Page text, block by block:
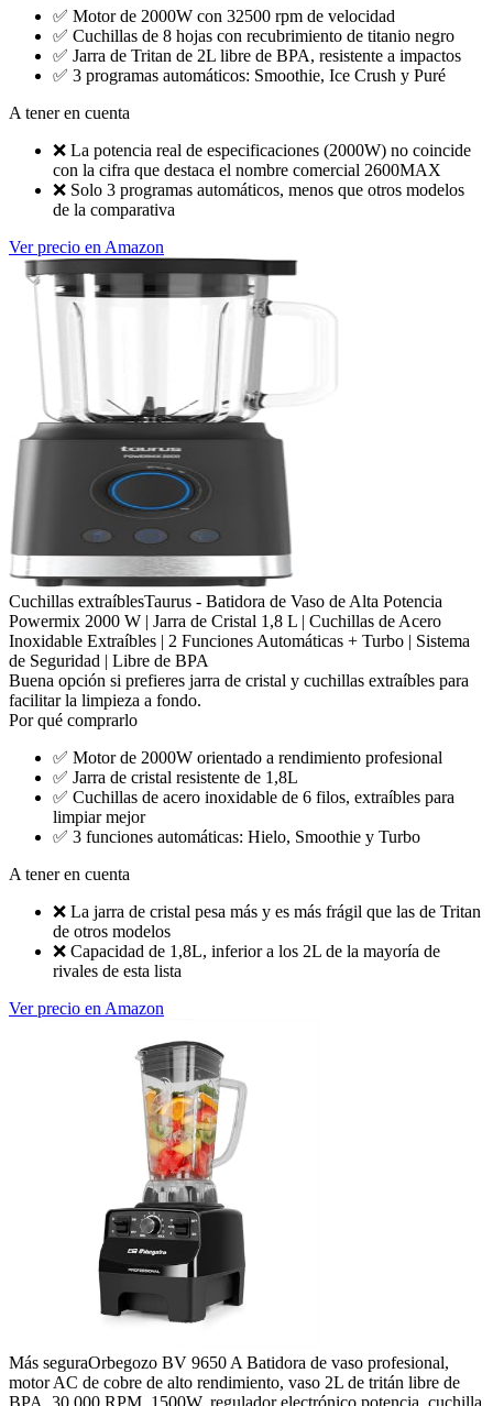
✅ Motor de 2000W con 32500 rpm de velocidad
✅ Cuchillas de 8 hojas con recubrimiento de titanio negro
✅ Jarra de Tritan de 2L libre de BPA, resistente a impactos
✅ 3 programas automáticos: Smoothie, Ice Crush y Puré
A tener en cuenta
❌ La potencia real de especificaciones (2000W) no coincide
con la cifra que destaca el nombre comercial 2600MAX
❌ Solo 3 programas automáticos, menos que otros modelos
de la comparativa
Ver precio en Amazon
Cuchillas extraíblesTaurus - Batidora de Vaso de Alta Potencia
Powermix 2000 W | Jarra de Cristal 1,8 L | Cuchillas de Acero
Inoxidable Extraíbles | 2 Funciones Automáticas + Turbo | Sistema
de Seguridad | Libre de BPA
Buena opción si prefieres jarra de cristal y cuchillas extraíbles para
facilitar la limpieza a fondo.
Por qué comprarlo
✅ Motor de 2000W orientado a rendimiento profesional
✅ Jarra de cristal resistente de 1,8L
✅ Cuchillas de acero inoxidable de 6 filos, extraíbles para
limpiar mejor
✅ 3 funciones automáticas: Hielo, Smoothie y Turbo
A tener en cuenta
❌ La jarra de cristal pesa más y es más frágil que las de Tritan
de otros modelos
❌ Capacidad de 1,8L, inferior a los 2L de la mayoría de
rivales de esta lista
Ver precio en Amazon
Más seguraOrbegozo BV 9650 A Batidora de vaso profesional,
motor AC de cobre de alto rendimiento, vaso 2L de tritán libre de
BPA, 30.000 RPM, 1500W, regulador electrónico potencia, cuchilla